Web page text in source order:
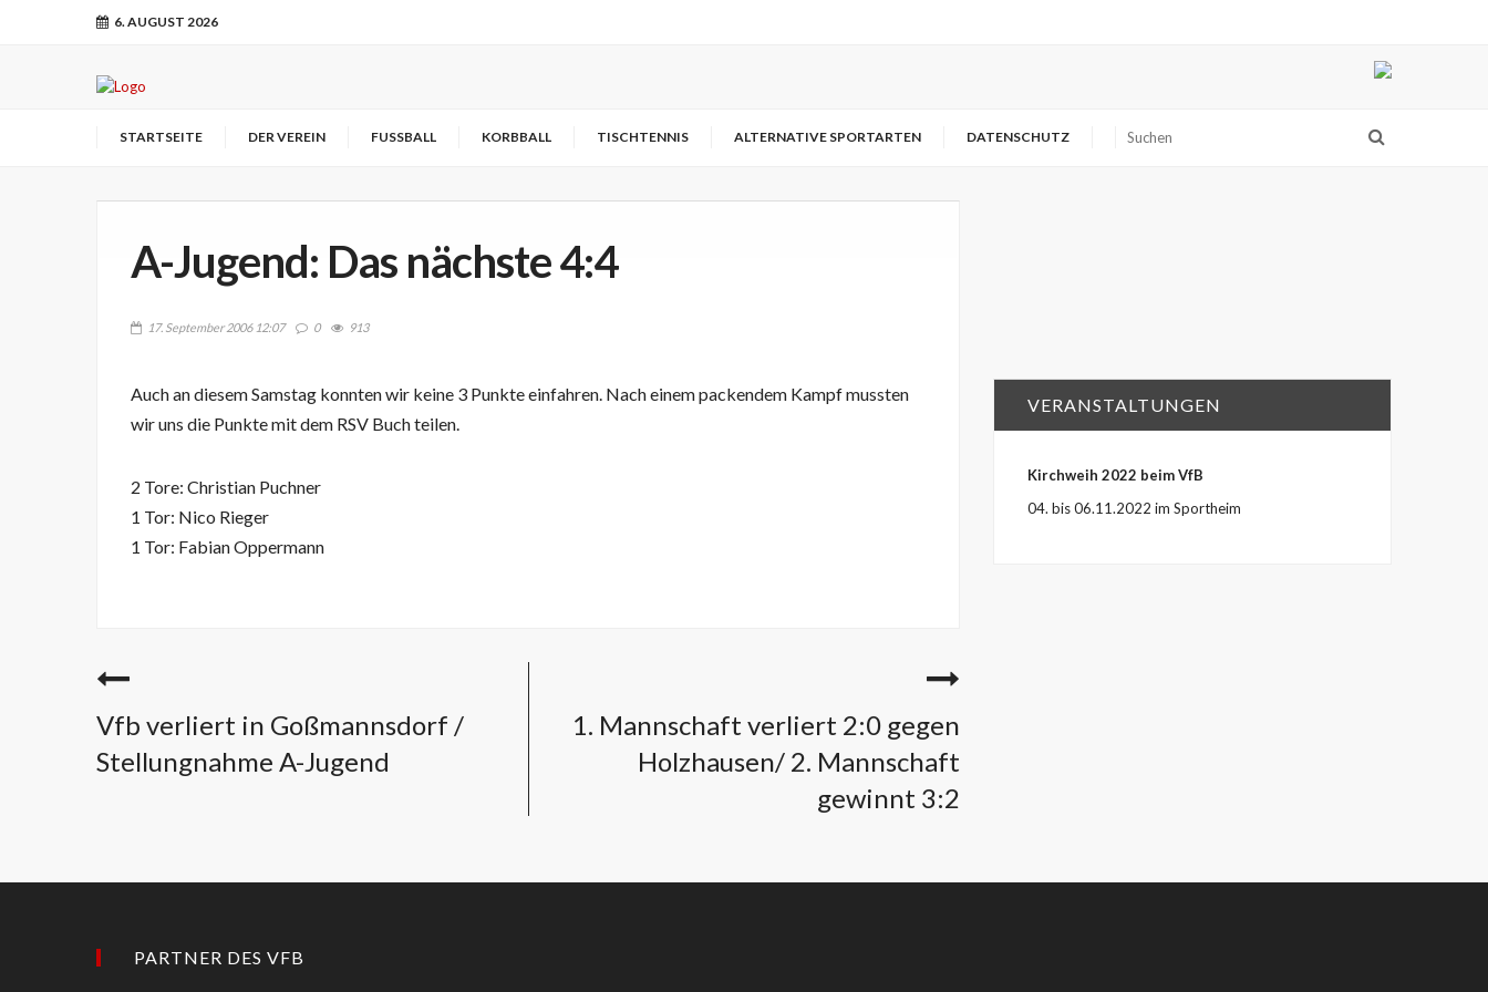
6. AUGUST 2026
STARTSEITE DER VEREIN FUSSBALL KORBBALL TISCHTENNIS ALTERNATIVE SPORTARTEN DATENSCHUTZ
A-Jugend: Das nächste 4:4
17. September 2006 12:07 0 913
Auch an diesem Samstag konnten wir keine 3 Punkte einfahren. Nach einem packendem Kampf mussten
wir uns die Punkte mit dem RSV Buch teilen.
2 Tore: Christian Puchner
1 Tor: Nico Rieger
1 Tor: Fabian Oppermann
Vfb verliert in Goßmannsdorf /
Stellungnahme A-Jugend
1. Mannschaft verliert 2:0 gegen
Holzhausen/ 2. Mannschaft
gewinnt 3:2
VERANSTALTUNGEN
Kirchweih 2022 beim VfB
04. bis 06.11.2022 im Sportheim
PARTNER DES VFB